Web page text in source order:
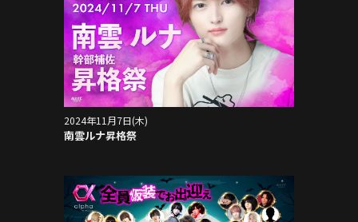
2024年11月7日(木)
南雲ルナ昇格祭